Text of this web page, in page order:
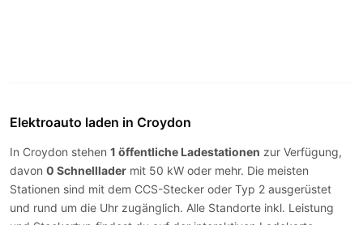
Elektroauto laden in Croydon
In Croydon stehen 1 öffentliche Ladestationen zur Verfügung,
davon 0 Schnelllader mit 50 kW oder mehr. Die meisten
Stationen sind mit dem CCS-Stecker oder Typ 2 ausgerüstet
und rund um die Uhr zugänglich. Alle Standorte inkl. Leistung